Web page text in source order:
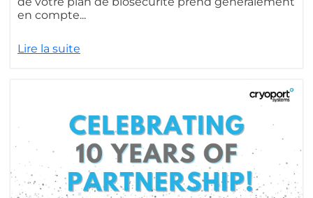
en compte...
Lire la suite